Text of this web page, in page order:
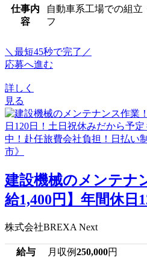
仕事内
容
自動車系工場での組立
フ
＼最短45秒で完了／
応募へ進む
詳しく
見る
建設機械のメンテナ
給1,400円】年間休日
株式会社BREXA Next
給与 月収例250,000円